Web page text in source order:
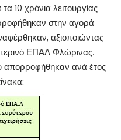
10 χρόνια λειτουργίας
στην αγορά
αξιοποιώντας
ΕΠΑΛ Φλώρινας.
ανά έτος